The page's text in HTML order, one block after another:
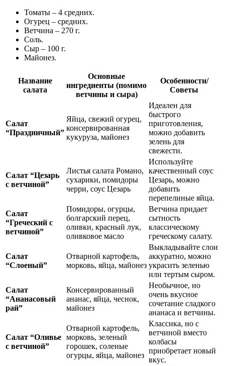
Томаты – 4 средних.
Огурец – средних.
Ветчина – 270 г.
Соль.
Сыр – 100 г.
Майонез.
Название
салата
Основные
ингредиенты (помимо
ветчины и сыра)
Особенности/
Советы
Салат
“Праздничный”
Яйца, свежий огурец,
консервированная
кукуруза, майонез
Идеален для
быстрого
приготовления,
можно добавить
зелень для
свежести.
Салат “Цезарь
с ветчиной”
Листья салата Романо,
сухарики, помидоры
черри, соус Цезарь
Используйте
качественный соус
Цезарь, можно
добавить
перепелиные яйца.
Салат
“Греческий с
ветчиной”
Помидоры, огурцы,
болгарский перец,
оливки, красный лук,
оливковое масло
Ветчина придает
сытность
классическому
греческому салату.
Салат
“Слоеный”
Отварной картофель,
морковь, яйца, майонез
Выкладывайте слои
аккуратно, можно
украсить зеленью
или тертым сыром.
Салат
“Ананасовый
рай”
Консервированный
ананас, яйца, чеснок,
майонез
Необычное, но
очень вкусное
сочетание сладкого
ананаса и ветчины.
Салат “Оливье
с ветчиной”
Отварной картофель,
морковь, зеленый
горошек, соленые
огурцы, яйца, майонез
Классика, но с
ветчиной вместо
колбасы
приобретает новый
вкус.